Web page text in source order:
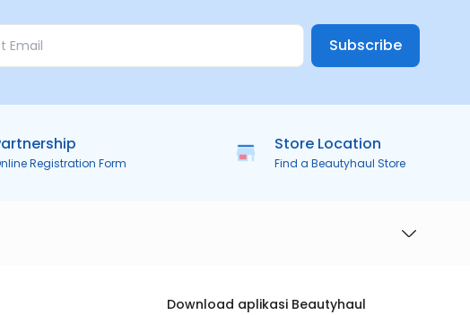
Subscribe
Registration Form
Store Location
Find a Beautyhaul Store
Download aplikasi Beautyhaul